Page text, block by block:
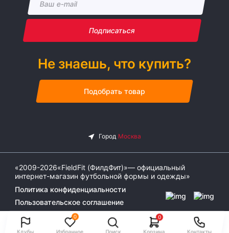
Клубы
0
Избранное Поиск
0
Корзина Контакты
Подписаться
Не знаешь, что купить?
Подобрать товар
«2009-2026«FieldFit (ФилдФит)»— официальный
интернет-магазин футбольной формы и одежды»
Политика конфиденциальности
Пользовательское соглашение